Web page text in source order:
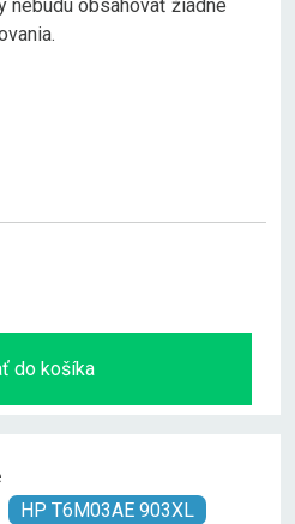
nebudú obsahovať žiadne
do košíka
HP T6M03AE 903XL